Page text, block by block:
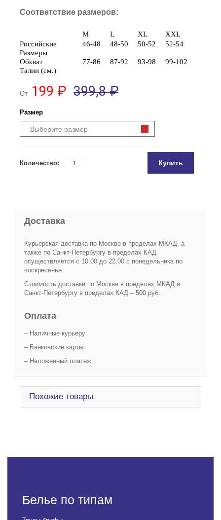
Доставка
Курьерская доставка по Москве в пределах МКАД, а
также по Санкт-Петербургу в пределах КАД
осуществляется с 10.00 до 22.00 с понедельника по
воскресенье.
Стоимость доставки по Москве в пределах МКАД и
Санкт-Петербургу в пределах КАД – 500 руб.
Оплата
– Наличные курьеру
– Банковские карты
– Наложенный платеж
Похожие товары
Соответствие размеров:
M L XL
XXL
Российские
Размеры
46-48 48-50 50-52 52-54
Обхват
Талии (см.)
77-86 87-92 93-98 99-102
От 199 ₽ 399,8 ₽
Размер
Выберите размер
Количество: Купить
Белье по типам